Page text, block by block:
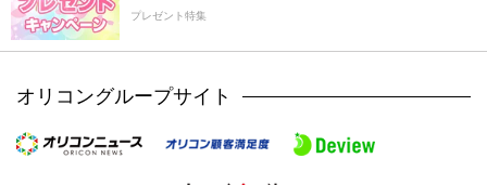
プレゼント特集
オリコングループサイト